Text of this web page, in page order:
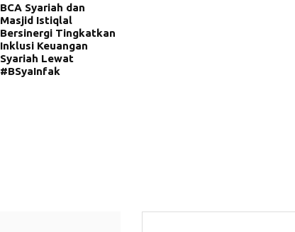
BCA Syariah dan
Masjid Istiqlal
Bersinergi Tingkatkan
Inklusi Keuangan
Syariah Lewat
#BSyaInfak